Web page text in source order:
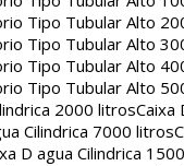
Tipo Tubular Alto
Tipo Tubular Alto
Tipo Tubular Alto
Tipo Tubular Alto
2000 litrosCaixa
Cilindrica 7000 litros
D agua Cilindrica